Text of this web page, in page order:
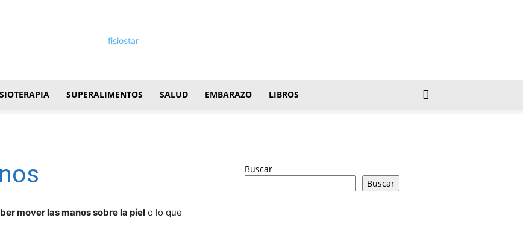
SUPERALIMENTOS SALUD EMBARAZO LIBROS
mover las manos sobre la piel o lo que
Buscar
Buscar